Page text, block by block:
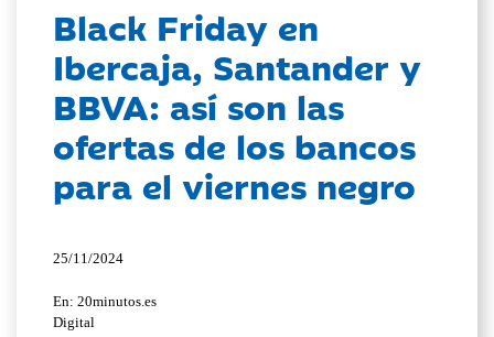
Black Friday en
Ibercaja, Santander y
BBVA: así son las
ofertas de los bancos
para el viernes negro
25/11/2024
En: 20minutos.es
Digital